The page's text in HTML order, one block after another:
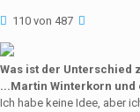
110 von 487
Was ist der Unterschied
...Martin Winterkorn
Ich habe keine Idee, aber